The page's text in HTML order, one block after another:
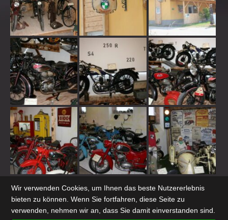
SCHLAGWORTE
20er Jahre 1920 4720 Doppelkolben Getriebenabenmodell
Wir verwenden Cookies, um Ihnen das beste Nutzererlebnis
bieten zu können. Wenn Sie fortfahren, diese Seite zu
verwenden, nehmen wir an, dass Sie damit einverstanden sind.